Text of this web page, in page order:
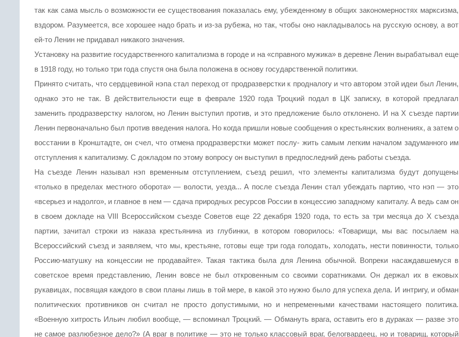
так как сама мысль о возможности ее существования показалась ему, убежденному в общих закономерностях марксизма,
вздором. Разумеется, все хорошее надо брать и из-за рубежа, но так, чтобы оно накладывалось на русскую основу, а вот
ей-то Ленин не придавал никакого значения.
Установку на развитие государственного капитализма в городе и на «справного мужика» в деревне Ленин вырабатывал еще
в 1918 году, но только три года спустя она была положена в основу государственной политики.
Принято считать, что сердцевиной нэпа стал переход от продразверстки к продналогу и что автором этой идеи был Ленин,
однако это не так. В действительности еще в феврале 1920 года Троцкий подал в ЦК записку, в которой предлагал
заменить продразверстку налогом, но Ленин выступил против, и это предложение было отклонено. И на X съезде партии
Ленин первоначально был против введения налога. Но когда пришли новые сообщения о крестьянских волнениях, а затем о
восстании в Кронштадте, он счел, что отмена продразверстки может послу- жить самым легким началом задуманного им
отступления к капитализму. С докладом по этому вопросу он выступил в предпоследний день работы съезда.
На съезде Ленин называл нэп временным отступлением, съезд решил, что элементы капитализма будут допущены
«только в пределах местного оборота» — волости, уезда... А после съезда Ленин стал убеждать партию, что нэп — это
«всерьез и надолго», и главное в нем — сдача природных ресурсов России в концессию западному капиталу. А ведь сам он
в своем докладе на VIII Всероссийском съезде Советов еще 22 декабря 1920 года, то есть за три месяца до X съезда
партии, зачитал строки из наказа крестьянина из глубинки, в котором говорилось: «Товарищи, мы вас посылаем на
Всероссийский съезд и заявляем, что мы, крестьяне, готовы еще три года голодать, холодать, нести повинности, только
Россию-матушку на концессии не продавайте». Такая тактика была для Ленина обычной. Вопреки насаждавшемуся в
советское время представлению, Ленин вовсе не был откровенным со своими соратниками. Он держал их в ежовых
рукавицах, посвящая каждого в свои планы лишь в той мере, в какой это нужно было для успеха дела. И интригу, и обман
политических противников он считал не просто допустимыми, но и непременными качествами настоящего политика.
«Военную хитрость Ильич любил вообще, — вспоминал Троцкий. — Обмануть врага, оставить его в дураках — разве это
не самое разлюбезное дело?» (А враг в политике — это не только классовый враг, белогвардеец, но и товарищ, который